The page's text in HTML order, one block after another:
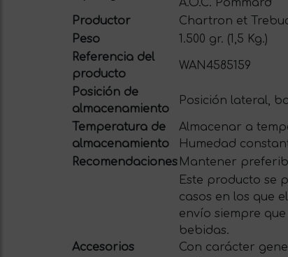
A.O.C. Pommard
Productor
Chartron et
Peso
1.500 gr. (1,5 Kg.)
Referencia del
producto
WAN4585159
Posición de
almacenamiento
Posición lateral,
Temperatura de
almacenamiento
Almacenar a
Humedad
Recomendaciones Mantener
Accesorios
Este producto se
casos en los que
envío siempre
bebidas.
Con carácter